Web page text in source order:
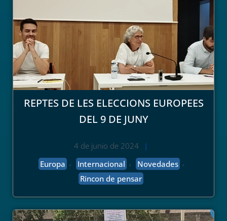
REPTES DE LES ELECCIONS EUROPEES
DEL 9 DE JUNY
4 de junio de 2024
|
Europa , Internacional , Novedades ,
Rincon de pensar